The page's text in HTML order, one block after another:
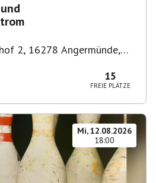
2, 16278 Angermünde,
15
FREIE PLÄTZE
Mi, 12.08.2026
18:00